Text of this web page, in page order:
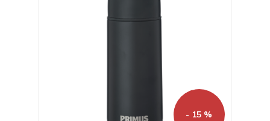
- 15 %